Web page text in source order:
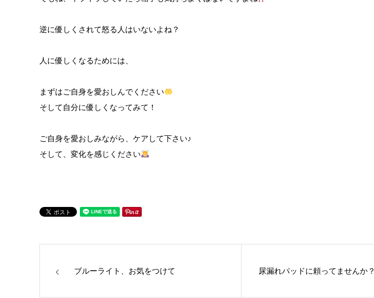
逆に優しくされて怒る人はいないよね？
人に優しくなるためには、
まずはご自身を愛おしんでください
そして自分に優しくなってみて！
ご自身を愛おしみながら、ケアして下さい♪
そして、変化を感じください
ブルーライト、お気をつけて 尿漏れパッドに頼ってませんか？